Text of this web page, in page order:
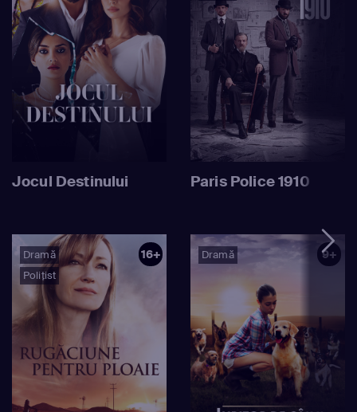
Jocul Destinului Paris Police 1910
Dramă
Polițist
16+ Dramă 9+